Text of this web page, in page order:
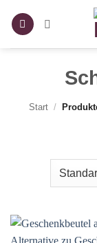
Inhalt
Start /